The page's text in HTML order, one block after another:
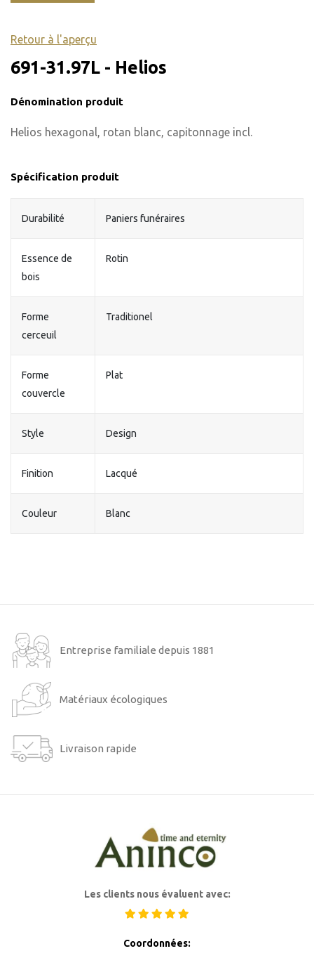
Retour à l'aperçu
691-31.97L - Helios
Dénomination produit
Helios hexagonal, rotan blanc, capitonnage incl.
Spécification produit
Durabilité Paniers funéraires
Essence de
bois
Rotin
Forme
cerceuil
Traditionel
Forme
couvercle
Plat
Style Design
Finition Lacqué
Couleur Blanc
Entreprise familiale depuis 1881
Matériaux écologiques
Livraison rapide
Les clients nous évaluent avec:
Coordonnées: